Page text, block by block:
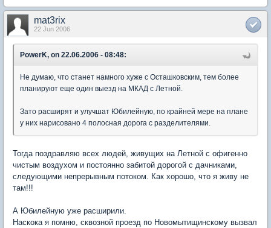
mat3rix
22 Jun 2006
PowerK, on 22.06.2006 - 08:48:
Не думаю, что станет намного хуже с Осташковским, тем более
планируют еще один выезд на МКАД с Летной.
Зато расширят и улучшат Юбилейную, по крайней мере на плане
у них нарисовано 4 полосная дорога с разделителями.
Тогда поздравляю всех людей, живущих на Летной с офигенно
чистым воздухом и постоянно забитой дорогой с дачниками,
следующими непрерывным потоком. Как хорошо, что я живу не
там!!!
А Юбилейную уже расширили.
Наскока я помню, сквозной проезд по Новомытищинскому вызвал